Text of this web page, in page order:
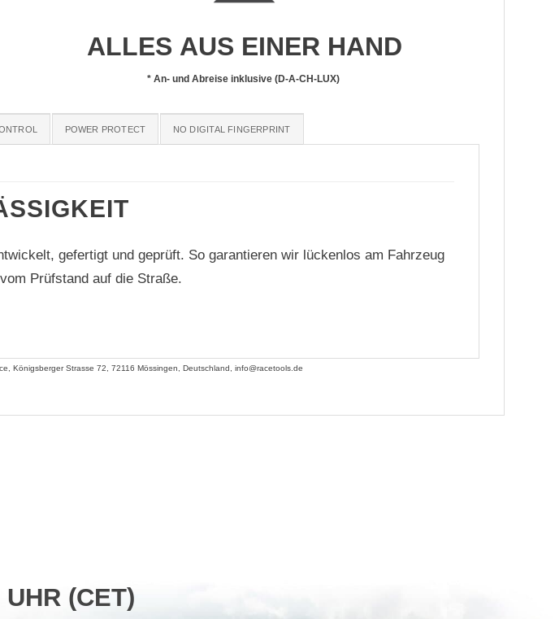
ALLES AUS EINER HAND
* An- und Abreise inklusive (D-A-CH-LUX)
POWER PROTECT NO DIGITAL FINGERPRINT
gefertigt und geprüft. So garantieren wir lückenlos am Fahrzeug
Prüfstand auf die Straße.
Königsberger Strasse 72, 72116 Mössingen, Deutschland, info@racetools.de
(CET)